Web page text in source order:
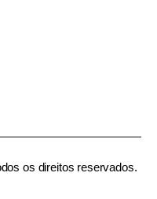
os direitos reservados.